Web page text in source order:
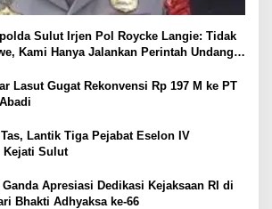
Sulut Irjen Pol Roycke Langie: Tidak
Kami Hanya Jalankan Perintah Undang-
Lasut Gugat Rekonvensi Rp 197 M ke PT
Lantik Tiga Pejabat Eselon IV
Kejati Sulut
Apresiasi Dedikasi Kejaksaan RI di
Bhakti Adhyaksa ke-66